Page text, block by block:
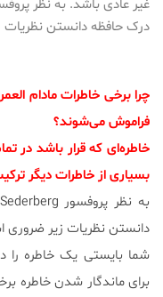
درک حافظه دانستن
چرا برخی خاطرات مادام
فراموش می‌شوند؟
خاطره‌ای که قرار باشد در
بسیاری از خاطرات دیگر
دانستن نظریات زیر
شما بایستی یک خاطره را
برای ماندگار شدن خاطره